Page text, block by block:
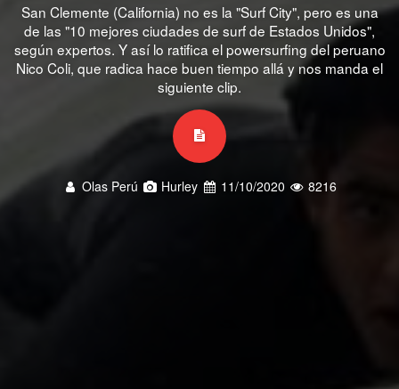
San Clemente (California) no es la "Surf City", pero es una
de las "10 mejores ciudades de surf de Estados Unidos",
según expertos. Y así lo ratifica el powersurfing del peruano
Nico Coli, que radica hace buen tiempo allá y nos manda el
siguiente clip.
Olas Perú Hurley 11/10/2020 8216